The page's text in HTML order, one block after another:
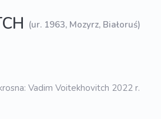
(ur. 1963, Mozyrz, Białoruś)
Vadim Voitekhovitch 2022 r.